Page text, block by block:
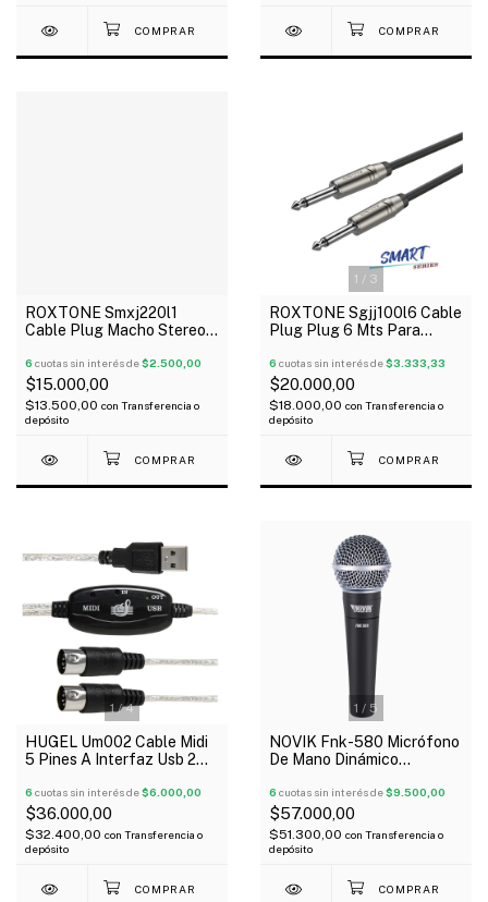
ROXTONE Smxj220l1
Cable Plug Macho Stereo
Metro
6 cuotas sin interés de$2.500,00
$15.000,00
$13.500,00 con Transferencia o
depósito
1 / 3
ROXTONE Sgjj100l6 Cable
Plug Plug 6 Mts Para
6 cuotas sin interés de$3.333,33
$20.000,00
$18.000,00 con Transferencia o
depósito
1/4
HUGEL Um002 Cable Midi
5 Pines A Interfaz Usb 2
6 cuotas sin interés de$6.000,00
$36.000,00
$32.400,00 con Transferencia o
depósito
1 / 5
NOVIK Fnk-580 Micrófono
De Mano Dinámico
Cable
6 cuotas sin interés de$9.500,00
$57.000,00
$51.300,00 con Transferencia o
depósito